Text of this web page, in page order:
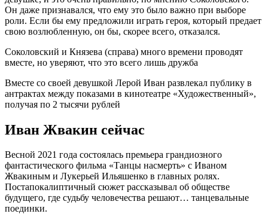
Он даже признавался, что ему это было важно при выборе
роли. Если бы ему предложили играть героя, который предает
свою возлюбленную, он бы, скорее всего, отказался.
Соколовский и Князева (справа) много времени проводят
вместе, но уверяют, что это всего лишь дружба
Вместе со своей девушкой Лерой Иван развлекал публику в
антрактах между показами в кинотеатре «Художественный»,
получая по 2 тысячи рублей
Иван Жвакин сейчас
Весной 2021 года состоялась премьера грандиозного
фантастического фильма «Танцы насмерть» с Иваном
Жвакиным и Лукерьей Ильяшенко в главных ролях.
Постапокалиптичный сюжет рассказывал об обществе
будущего, где судьбу человечества решают… танцевальные
поединки.